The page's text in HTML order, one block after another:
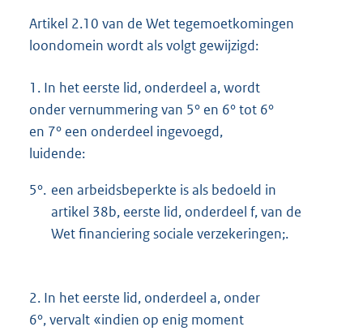
Artikel 2.10 van de Wet tegemoetkomingen
loondomein wordt als volgt gewijzigd:
1. In het eerste lid, onderdeel a, wordt
onder vernummering van 5° en 6° tot 6°
en 7° een onderdeel ingevoegd,
luidende:
5°. een arbeidsbeperkte is als bedoeld in
artikel 38b, eerste lid, onderdeel f, van de
Wet financiering sociale verzekeringen;.
2. In het eerste lid, onderdeel a, onder
6°, vervalt «indien op enig moment